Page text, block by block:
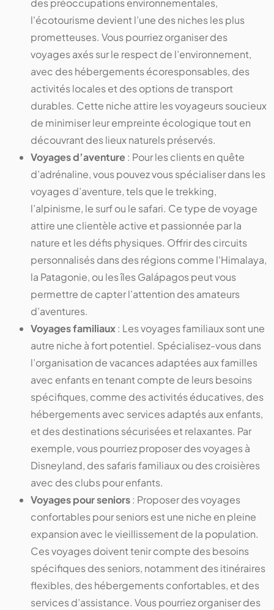
des préoccupations environnementales,
l'écotourisme devient l’une des niches les plus
prometteuses. Vous pourriez organiser des
voyages axés sur le respect de l’environnement,
avec des hébergements écoresponsables, des
activités locales et des options de transport
durables. Cette niche attire les voyageurs soucieux
de minimiser leur empreinte écologique tout en
découvrant des lieux naturels préservés.
Voyages d’aventure: Pour les clients en quête
d’adrénaline, vous pouvez vous spécialiser dans les
voyages d’aventure, tels que le trekking,
l’alpinisme, le surf ou le safari. Ce type de voyage
attire une clientèle active et passionnée par la
nature et les défis physiques. Offrir des circuits
personnalisés dans des régions comme l'Himalaya,
la Patagonie, ou les îles Galápagos peut vous
permettre de capter l’attention des amateurs
d’aventures.
Voyages familiaux: Les voyages familiaux sont une
autre niche à fort potentiel. Spécialisez-vous dans
l’organisation de vacances adaptées aux familles
avec enfants en tenant compte de leurs besoins
spécifiques, comme des activités éducatives, des
hébergements avec services adaptés aux enfants,
et des destinations sécurisées et relaxantes. Par
exemple, vous pourriez proposer des voyages à
Disneyland, des safaris familiaux ou des croisières
avec des clubs pour enfants.
Voyages pour seniors: Proposer des voyages
confortables pour seniors est une niche en pleine
expansion avec le vieillissement de la population.
Ces voyages doivent tenir compte des besoins
spécifiques des seniors, notamment des itinéraires
flexibles, des hébergements confortables, et des
services d’assistance. Vous pourriez organiser des